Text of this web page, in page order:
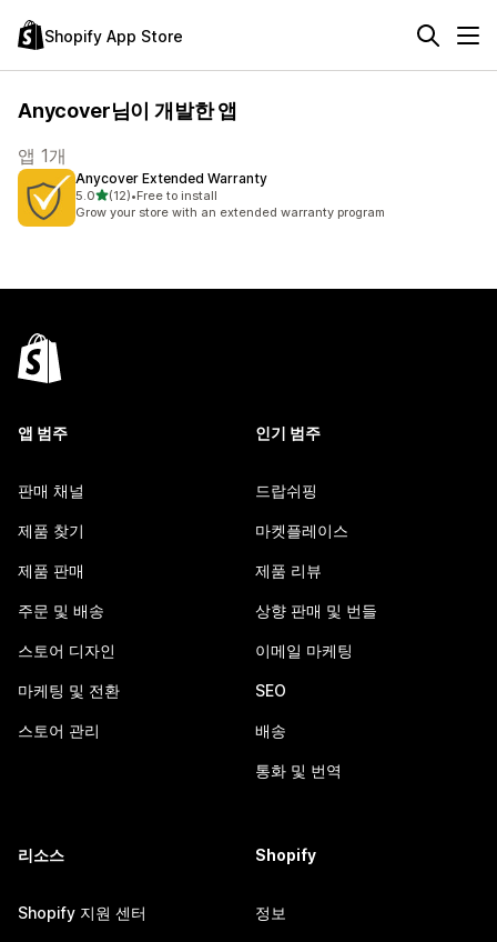
Shopify App Store
Anycover님이 개발한 앱
앱 1개
Anycover Extended Warranty
5.0별 5개 중
(12)
총 리뷰 12개
•Free to install
Grow your store with an extended warranty program
앱 범주
판매 채널
제품 찾기
제품 판매
주문 및 배송
스토어 디자인
마케팅 및 전환
스토어 관리
인기 범주
드랍쉬핑
마켓플레이스
제품 리뷰
상향 판매 및 번들
이메일 마케팅
SEO
배송
통화 및 번역
리소스
Shopify 지원 센터
Shopify
정보